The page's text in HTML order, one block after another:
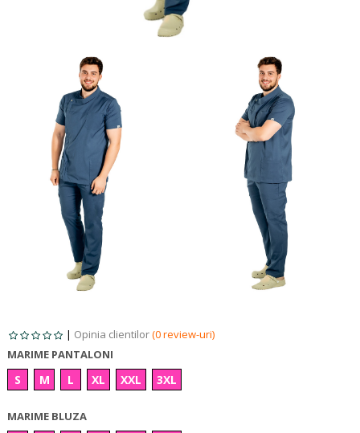
| Opinia clientilor(0 review-uri)
MARIME PANTALONI
S M L XL XXL 3XL
MARIME BLUZA